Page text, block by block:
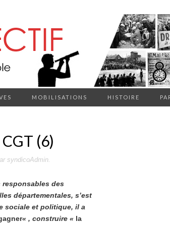
MOBILISATIONS HISTOIRE
(6)
syndicoAdmin.
responsables des
départementales, s’est
sociale et politique, il a
« , construire « la